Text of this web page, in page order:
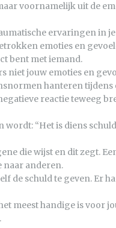
voornamelijk uit de
ervaringen in
emoties en
bent met iemand.
niet jouw emoties en
hanteren tijdens
reactie teweeg
“Het is diens
die wijst en dit zegt.
naar anderen.
de schuld te geven. Er
meest handige is voor